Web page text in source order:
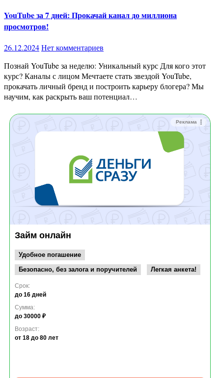
YouTube за 7 дней: Прокачай канал до миллиона
просмотров!
26.12.2024Нет комментариев
Познай YouTube за неделю: Уникальный курс Для кого этот
курс? Каналы с лицом Мечтаете стать звездой YouTube,
прокачать личный бренд и построить карьеру блогера? Мы
научим, как раскрыть ваш потенциал…
Реклама
Займ онлайн
Удобное погашение
Безопасно, без залога и поручителей
Легкая анкета!
Срок:
до 16 дней
Сумма:
до 30000 ₽
Возраст:
от 18 до 80 лет